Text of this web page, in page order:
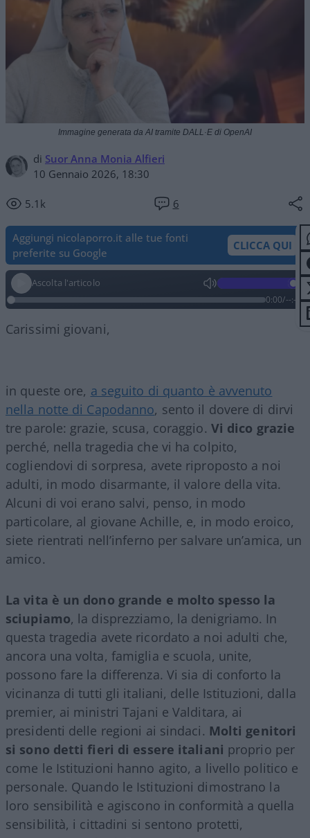
di Suor Anna Monia Alfieri
10 Gennaio 2026, 18:30
5.1k 6
Immagine generata da AI tramite DALL·E di OpenAI
Aggiungi nicolaporro.it alle tue fonti
preferite su Google
CLICCA QUI
Ascolta l'articolo
0:00/--:--
Carissimi giovani,
in queste ore, a seguito di quanto è avvenuto
nella notte di Capodanno, sento il dovere di dirvi
tre parole: grazie, scusa, coraggio. Vi dico grazie
perché, nella tragedia che vi ha colpito,
cogliendovi di sorpresa, avete riproposto a noi
adulti, in modo disarmante, il valore della vita.
Alcuni di voi erano salvi, penso, in modo
particolare, al giovane Achille, e, in modo eroico,
siete rientrati nell’inferno per salvare un’amica, un
amico.
La vita è un dono grande e molto spesso la
sciupiamo, la disprezziamo, la denigriamo. In
questa tragedia avete ricordato a noi adulti che,
ancora una volta, famiglia e scuola, unite,
possono fare la differenza. Vi sia di conforto la
vicinanza di tutti gli italiani, delle Istituzioni, dalla
premier, ai ministri Tajani e Valditara, ai
presidenti delle regioni ai sindaci. Molti genitori
si sono detti fieri di essere italiani proprio per
come le Istituzioni hanno agito, a livello politico e
personale. Quando le Istituzioni dimostrano la
loro sensibilità e agiscono in conformità a quella
sensibilità, i cittadini si sentono protetti,